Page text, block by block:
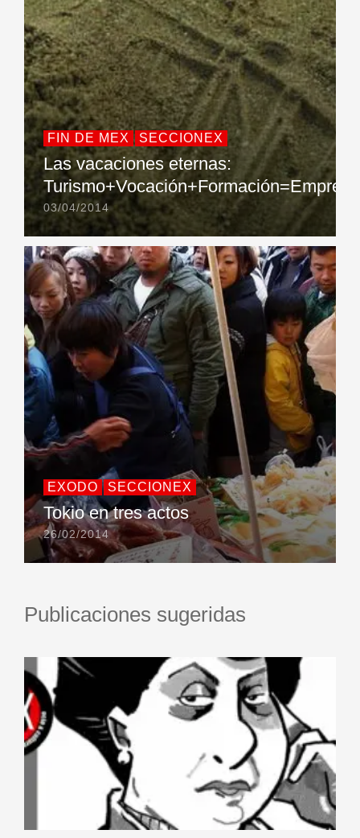
FIN DE MEX SECCIONEX
Las vacaciones eternas:
Turismo+Vocación+Formación=Empresa
03/04/2014
EXODO SECCIONEX
Tokio en tres actos
26/02/2014
Publicaciones sugeridas